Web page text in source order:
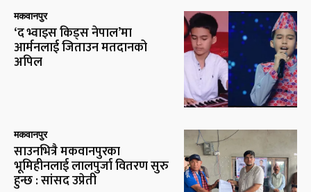
मकवानपुर
‘द भ्वाइस किड्स नेपाल’मा
आर्मनलाई जिताउन मतदानको
अपिल
मकवानपुर
साउनभित्रै मकवानपुरका
भूमिहीनलाई लालपुर्जा वितरण सुरु
हुन्छ : सांसद उप्रेती